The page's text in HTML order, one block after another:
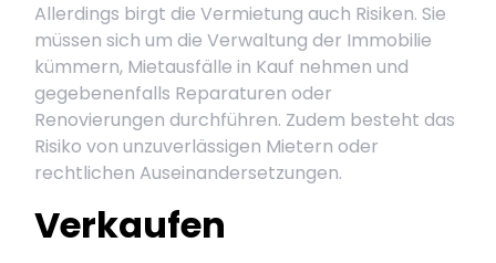
Allerdings birgt die Vermietung auch Risiken. Sie
müssen sich um die Verwaltung der Immobilie
kümmern, Mietausfälle in Kauf nehmen und
gegebenenfalls Reparaturen oder
Renovierungen durchführen. Zudem besteht das
Risiko von unzuverlässigen Mietern oder
rechtlichen Auseinandersetzungen.
Verkaufen